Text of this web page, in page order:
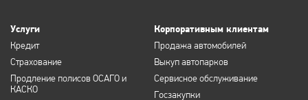
Услуги
Кредит
Страхование
Продление полисов ОСАГО и
КАСКО
Корпоративным клиентам
Продажа автомобилей
Выкуп автопарков
Сервисное обслуживание
Госзакупки